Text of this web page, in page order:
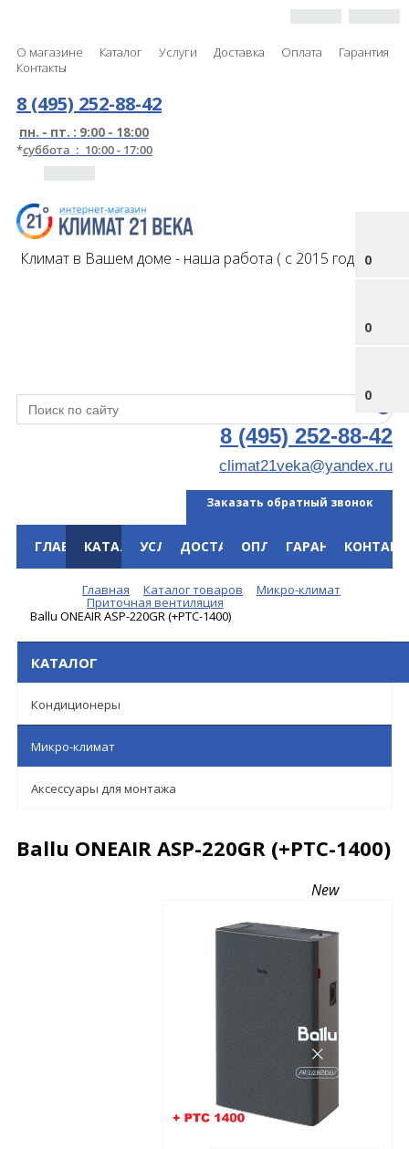
О магазине Каталог Услуги Доставка Оплата
Гарантия
Контакты
0
0
0
8 (495) 252-88-42
пн. - пт. : 9:00 - 18:00
*суббота : 10:00 - 17:00
Климат в Вашем доме - наша работа ( с 2015 года )
8 (495) 252-88-42
climat21veka@yandex.ru
Заказать обратный звонок
ГЛАВНАЯКАТАЛОГУСЛУГИДОСТАВКАОПЛАТАГАРАНТИЯ
Главная Каталог товаров Микро-климат
Приточная вентиляция
Ballu ONEAIR ASP-220GR (+РТС-1400)
КАТАЛОГ
Кондиционеры
Микро-климат
Аксессуары для монтажа
Ballu ONEAIR ASP-220GR (+РТС-1400)
New